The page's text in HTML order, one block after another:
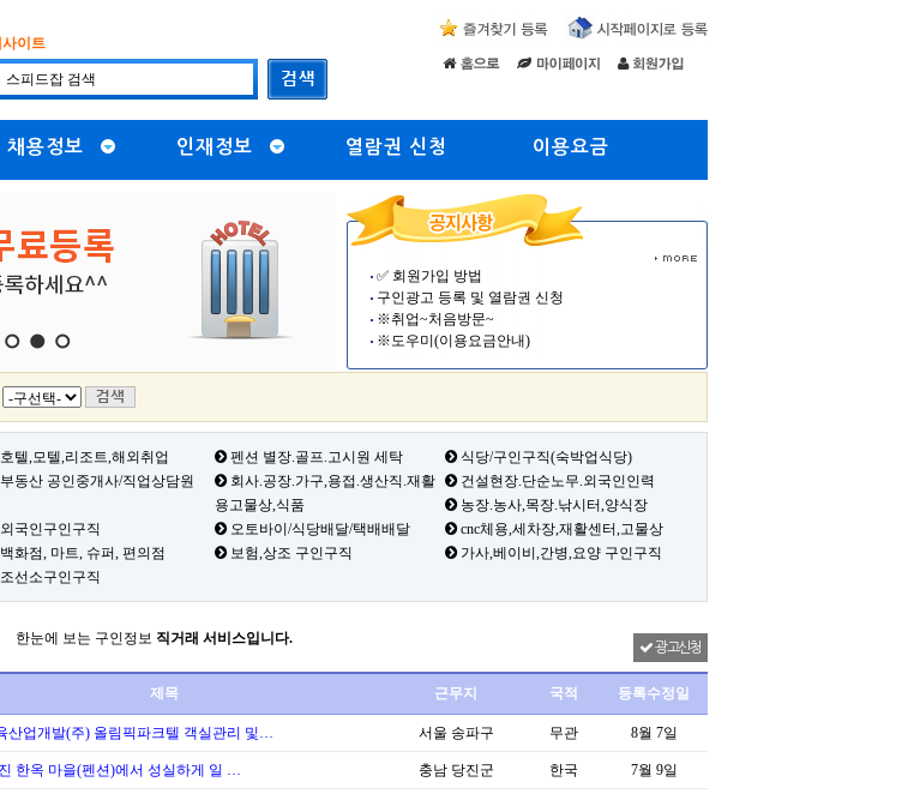
이트
채용정보 인재정보 열람권 신청 이용요금
✅ 회원가입 방법
구인광고 등록 및 열람권 신청
※취업~처음방문~
※도우미(이용요금안내)
텔,모텔,리조트,해외취업 펜션 별장.골프.고시원 세탁
식당/구인구직(숙박업식당)
동산 공인중개사/직업상담원
회사.공장.가구,용접.생산직.재활
용고물상,식품
건설현장.단순노무.외국인인력
농장.농사,목장.낚시터,양식장
국인구인구직 오토바이/식당배달/택배배달
cnc체용,세차장,재활센터,고물상
화점, 마트, 슈퍼, 편의점 보험,상조 구인구직
가사,베이비,간병,요양 구인구직
선소구인구직
한눈에 보는 구인정보 직거래 서비스입니다.
광고신청
제목 근무지 국적 등록수정일
산업개발(주) 올림픽파크텔 객실관리 및… 서울 송파구 무관 8월 7일
한옥 마을(펜션)에서 성실하게 일 … 충남 당진군 한국 7월 9일